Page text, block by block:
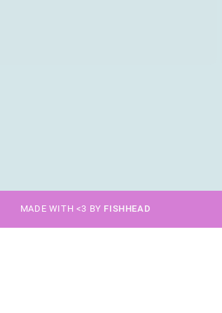
MADE WITH <3 BY FISHHEAD